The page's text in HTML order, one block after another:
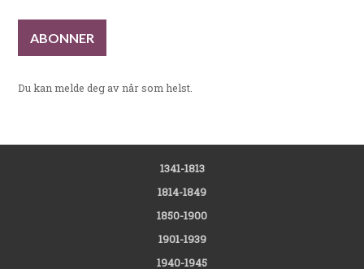
Du kan melde deg av når som helst.
1341-1813
1814-1849
1850-1900
1901-1939
1940-1945